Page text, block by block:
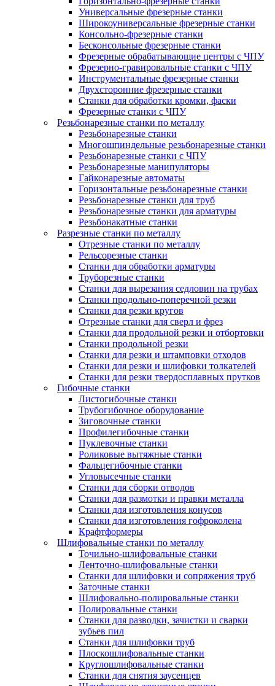
Универсальные фрезерные станки
Широкоуниверсальные фрезерные станки
Консольно-фрезерные станки
Бесконсольные фрезерные станки
Фрезерные обрабатывающие центры с ЧПУ
Фрезерно-гравировальные станки с ЧПУ
Инструментальные фрезерные станки
Двухсторонние фрезерные станки
Станки для обработки кромки, фаски
Фрезерные станки с ЧПУ
Резьбонарезные станки по металлу
Резьбонарезные станки
Многошпиндельные резьбонарезные станки
Резьбонарезные станки с ЧПУ
Резьбонарезные манипуляторы
Гайконарезные автоматы
Горизонтальные резьбонарезные станки
Резьбонарезные станки для труб
Резьбонарезные станки для арматуры
Резьбонакатные станки
Разрезные станки по металлу
Отрезные станки по металлу
Рельсорезные станки
Станки для обработки арматуры
Труборезные станки
Станки для вырезания седловин на трубаx
Станки продольно-поперечной резки
Станки для резки кругов
Отрезные станки для сверл и фрез
Станки для продольной резки и отбортовки
Станки продольной резки
Станки для резки и штамповки отходов
Станки для резки и шлифовки толкателей
Станки для резки твердосплавных прутков
Гибочные станки
Листогибочные станки
Трубогибочное оборудование
Зиговочные станки
Профилегибочные станки
Пуклевочные станки
Роликовые вытяжные станки
Фальцегибочные станки
Угловысечные станки
Станки для сборки отводов
Станки для размотки и правки металла
Станки для изготовления конусов
Станки для изготовления гофроколена
Крафтформеры
Шлифовальные станки по металлу
Точильно-шлифовальные станки
Ленточно-шлифовальные станки
Станки для шлифовки и сопряжения труб
Заточные станки
Шлифовально-полировальные станки
Полировальные станки
Станки для разводки, зачистки и сварки
зубьев пил
Станки для шлифовки труб
Плоскошлифовальные станки
Круглошлифовальные станки
Станки для снятия заусенцев